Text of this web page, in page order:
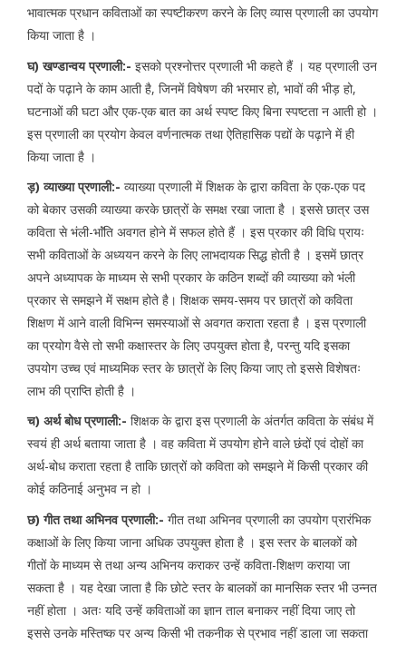
भावात्मक प्रधान कविताओं का स्पष्टीकरण करने के लिए व्यास प्रणाली का उपयोग
किया जाता है ।
घ) खण्डान्वय प्रणाली:- इसको प्रश्नोत्तर प्रणाली भी कहते हैं । यह प्रणाली उन
पदों के पढ़ाने के काम आती है, जिनमें विषेषण की भरमार हो, भावों की भीड़ हो,
घटनाओं की घटा और एक-एक बात का अर्थ स्पष्ट किए बिना स्पष्टता न आती हो ।
इस प्रणाली का प्रयोग केवल वर्णनात्मक तथा ऐतिहासिक पद्यों के पढ़ाने में ही
किया जाता है ।
ड़) व्याख्या प्रणाली:- व्याख्या प्रणाली में शिक्षक के द्वारा कविता के एक-एक पद
को बेकार उसकी व्याख्या करके छात्रों के समक्ष रखा जाता है । इससे छात्र उस
कविता से भंली-भाॅंति अवगत होने में सफल होते हैं । इस प्रकार की विधि प्रायः
सभी कविताओं के अध्ययन करने के लिए लाभदायक सिद्ध होती है । इसमें छात्र
अपने अध्यापक के माध्यम से सभी प्रकार के कठिन शब्दों की व्याख्या को भंली
प्रकार से समझने में सक्षम होते है। शिक्षक समय-समय पर छात्रों को कविता
शिक्षण में आने वाली विभिन्न समस्याओं से अवगत कराता रहता है । इस प्रणाली
का प्रयोग वैसे तो सभी कक्षास्तर के लिए उपयुक्त होता है, परन्तु यदि इसका
उपयोग उच्च एवं माध्यमिक स्तर के छात्रों के लिए किया जाए तो इससे विशेषतः
लाभ की प्राप्ति होती है ।
च) अर्थ बोध प्रणाली:- शिक्षक के द्वारा इस प्रणाली के अंतर्गत कविता के संबंध में
स्वयं ही अर्थ बताया जाता है । वह कविता में उपयोग होने वाले छंदों एवं दोहों का
अर्थ-बोध कराता रहता है ताकि छात्रों को कविता को समझने में किसी प्रकार की
कोई कठिनाई अनुभव न हो ।
छ) गीत तथा अभिनव प्रणाली:- गीत तथा अभिनव प्रणाली का उपयोग प्रारंभिक
कक्षाओं के लिए किया जाना अधिक उपयुक्त होता है । इस स्तर के बालकों को
गीतों के माध्यम से तथा अन्य अभिनय कराकर उन्हें कविता-शिक्षण कराया जा
सकता है । यह देखा जाता है कि छोटे स्तर के बालकों का मानसिक स्तर भी उन्नत
नहीं होता । अतः यदि उन्हें कविताओं का ज्ञान ताल बनाकर नहीं दिया जाए तो
इससे उनके मस्तिष्क पर अन्य किसी भी तकनीक से प्रभाव नहीं डाला जा सकता